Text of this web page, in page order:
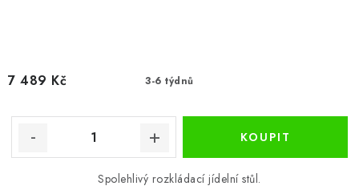
3-6 týdnů
7 489 Kč
Spolehlivý rozkládací jídelní stůl.